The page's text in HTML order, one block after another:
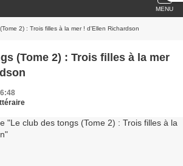
MENU
2) : Trois filles à la mer ! d'Ellen Richardson
(Tome 2) : Trois filles à la mer